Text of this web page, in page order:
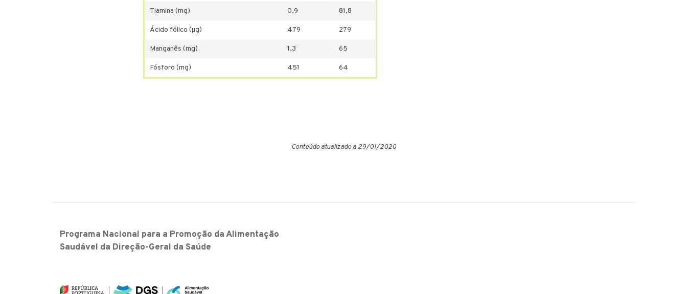
Tiamina (mg) 0,9 81,8
Ácido fólico (µg) 479 279
Manganês (mg) 1,3 65
Fósforo (mg) 451 64
Conteúdo atualizado a 29/01/2020
Programa Nacional para a Promoção da Alimentação
Saudável da Direção-Geral da Saúde